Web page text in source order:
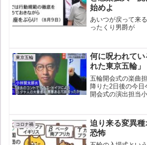
始めよ
あいつが戻って来
ったくり男爵が
東京五輪
何に呪われて
れた東京五輪」
五輪開会式の楽曲
降りた2日後の今日
開会式の演出担当
コロナ禍
迫り来る変異
恐怖